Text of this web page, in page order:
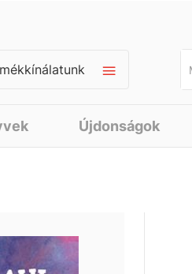
Újdonságok